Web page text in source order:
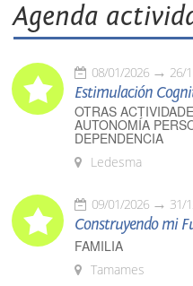
Agenda
08/01/2026 26/
Estimulación
OTRAS
AUTONOMÍA
DEPENDENCIA
Ledesma
09/01/2026 31/
Construyendo mi
FAMILIA
Tamames